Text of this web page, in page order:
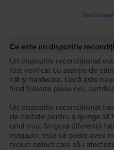
Vezi
Ce este un dispozitiv
Un dispozitiv recondiționat
fost verificat cu atenție de
cât și hardware. Dacă este
fiind folosite piese noi,
Un dispozitiv recondiționat
de calitate pentru a ajunge să
unul nou. Singura diferență
magazin, este că poate avea
niciun defect care să-i